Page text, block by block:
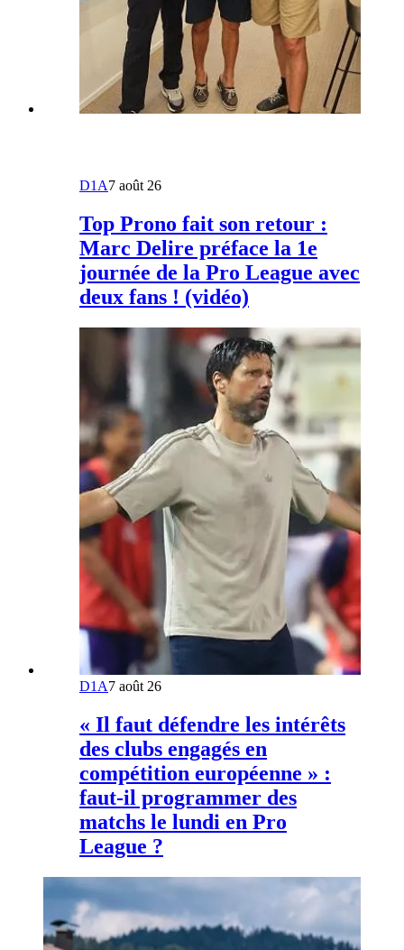
D1A7 août 26
Top Prono fait son retour :
Marc Delire préface la 1e
journée de la Pro League avec
deux fans ! (vidéo)
D1A7 août 26
« Il faut défendre les intérêts
des clubs engagés en
compétition européenne » :
faut-il programmer des
matchs le lundi en Pro
League ?